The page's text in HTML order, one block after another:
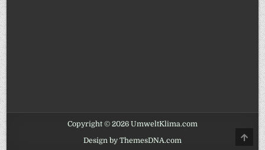
Copyright © 2026 UmweltKlima.com
Design by ThemesDNA.com